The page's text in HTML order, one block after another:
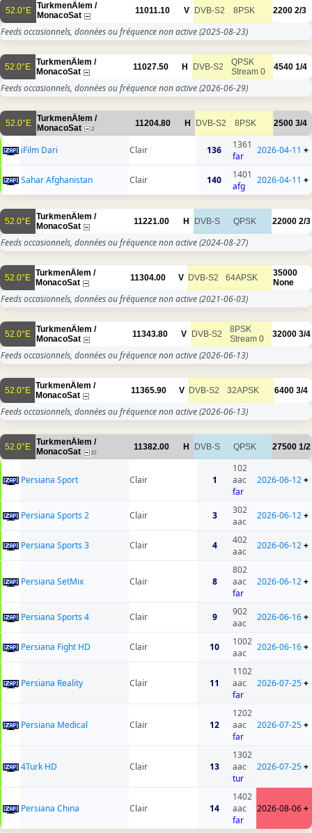
52.0°E
TurkmenÄlem /
MonacoSat
11011.10 V DVB-S2 8PSK 2200 2/3
Feeds occasionnels, données ou fréquence non active(2025-08-23)
52.0°E TurkmenÄlem /
MonacoSat
11027.50 H DVB-S2
QPSK
Stream 0
4540 1/4
Feeds occasionnels, données ou fréquence non active(2026-06-29)
52.0°E
TurkmenÄlem /
MonacoSat
2
11204.80 H DVB-S2 8PSK 2500 3/4
iFilm Dari Clair 136
1361
far
2026-04-11 +
Sahar Afghanistan Clair 140
1401
afg
2026-04-11 +
52.0°E TurkmenÄlem /
MonacoSat
11221.00 H DVB-S QPSK 22000 2/3
Feeds occasionnels, données ou fréquence non active(2024-08-27)
52.0°E TurkmenÄlem /
MonacoSat
11304.00 V DVB-S2 64APSK
35000
None
Feeds occasionnels, données ou fréquence non active(2021-06-03)
52.0°E TurkmenÄlem /
MonacoSat
11343.80 V DVB-S2
8PSK
Stream 0
32000 3/4
Feeds occasionnels, données ou fréquence non active(2026-06-13)
52.0°E TurkmenÄlem /
MonacoSat
11365.90 V DVB-S2 32APSK 6400 3/4
Feeds occasionnels, données ou fréquence non active(2026-06-13)
52.0°E TurkmenÄlem /
MonacoSat
10
11382.00 H DVB-S QPSK 27500 1/2
Persiana Sport Clair 1
102
aac
far
2026-06-12+
Persiana Sports 2 Clair 3
302
aac
2026-06-12+
Persiana Sports 3 Clair 4
402
aac
2026-06-12+
Persiana SetMix Clair 8
802
aac
far
2026-06-12+
Persiana Sports 4 Clair 9
902
aac
2026-06-16+
Persiana Fight HD Clair 10
1002
aac
2026-06-16+
Persiana Reality Clair 11
1102
aac
far
2026-07-25+
Persiana Medical Clair 12
1202
aac
far
2026-07-25+
4Turk HD Clair 13
1302
aac
tur
2026-07-25+
Persiana China Clair 14
1402
aac
far
2026-08-06+